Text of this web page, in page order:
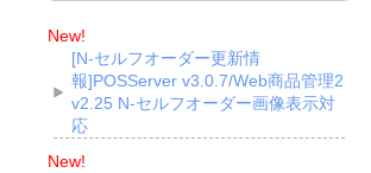
New!
[N-セルフオーダー更新情
報]POSServer v3.0.7/Web商品管理2
v2.25 N-セルフオーダー画像表示対
応
New!